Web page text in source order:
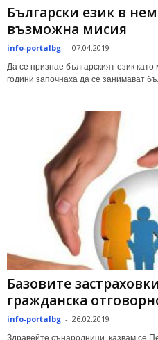
Български език в
възможна мисия
info-portalbg - 07.04.2019
Да се признае българският език
години започнаха да се занимават
Базовите
гражданска
info-portalbg - 26.02.2019